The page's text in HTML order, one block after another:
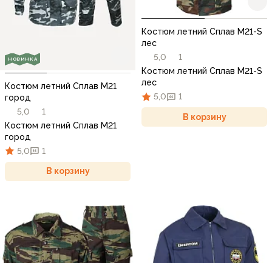
НОВИНКА
Костюм летний Сплав М21
город
5,0
1
Костюм летний Сплав М21
город
5,0
1
В корзину
Костюм летний Сплав М21-S
лес
5,0
1
Костюм летний Сплав М21-S
лес
5,0
1
В корзину